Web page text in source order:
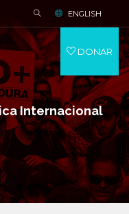
Internacional
ENGLISH
DONAR